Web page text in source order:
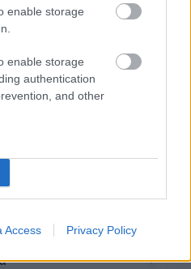
enable storage
enable storage
authentication
and other
Access Privacy Policy
›